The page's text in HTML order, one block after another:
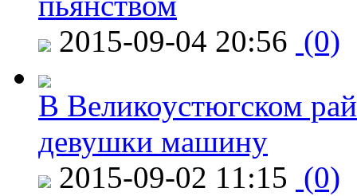
2015-09-04 20:56 (0)
В Великоустюгском
девушки машину
2015-09-02 11:15 (0)